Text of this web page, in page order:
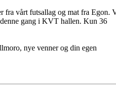
fra vårt futsallag og mat fra Egon.
gang i KVT hallen. Kun 36
nye venner og din egen